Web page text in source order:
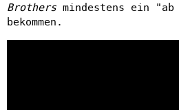
Brothers mindestens ein
bekommen.